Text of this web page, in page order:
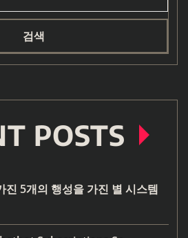
검색
POSTS
진 5개의 행성을 가진 별 시스템